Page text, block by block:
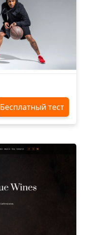
Бесплатный тест